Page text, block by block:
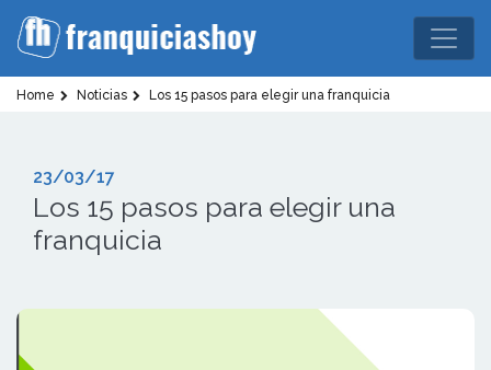
Home Noticias Los 15 pasos para elegir una franquicia
23/03/17
Los 15 pasos para elegir una
franquicia